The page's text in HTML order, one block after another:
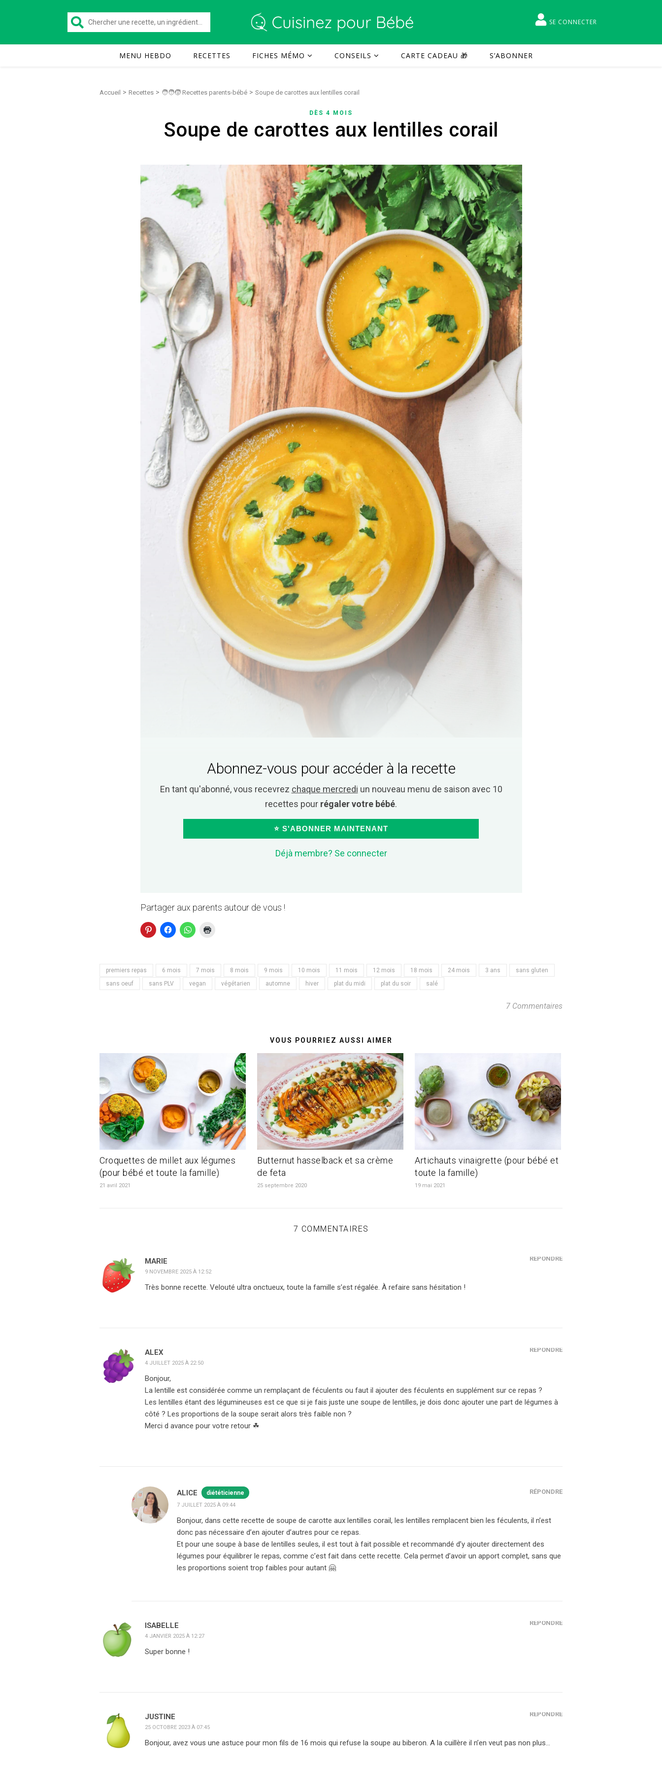
SE CONNECTER
MENU HEBDO RECETTES FICHES MÉMO CONSEILS CARTE CADEAU 🎁 S’ABONNER
Accueil > Recettes > 🧑‍🧑‍🧒 Recettes parents-bébé > Soupe de carottes aux lentilles corail
DÈS 4 MOIS
Soupe de carottes aux lentilles corail
Abonnez-vous pour accéder à la recette
En tant qu'abonné, vous recevrez chaque mercredi un nouveau menu de saison avec 10
recettes pour régaler votre bébé.
⭐ S'ABONNER MAINTENANT
Déjà membre? Se connecter
Partager aux parents autour de vous !
premiers repas 6 mois 7 mois 8 mois 9 mois 10 mois 11 mois 12 mois 18 mois 24 mois 3 ans
sans gluten
sans oeuf
sans PLV vegan végétarien automne hiver plat du midi plat du soir salé
7 Commentaires
VOUS POURRIEZ AUSSI AIMER
Croquettes de millet aux légumes
(pour bébé et toute la famille)
21 avril 2021
Butternut hasselback et sa crème
de feta
25 septembre 2020
Artichauts vinaigrette (pour bébé et
toute la famille)
19 mai 2021
7 COMMENTAIRES
MARIE
9 NOVEMBRE 2025 À 12:52
RÉPONDRE
Très bonne recette. Velouté ultra onctueux, toute la famille s’est régalée. À refaire sans hésitation !
ALEX
4 JUILLET 2025 À 22:50
RÉPONDRE
Bonjour,
La lentille est considérée comme un remplaçant de féculents ou faut il ajouter des féculents en supplément sur ce repas ?
Les lentilles étant des légumineuses est ce que si je fais juste une soupe de lentilles, je dois donc ajouter une part de légumes à
côté ? Les proportions de la soupe serait alors très faible non ?
Merci d avance pour votre retour ☘
ALICE diététicienne
7 JUILLET 2025 À 09:44
RÉPONDRE
Bonjour, dans cette recette de soupe de carotte aux lentilles corail, les lentilles remplacent bien les féculents, il n’est
donc pas nécessaire d’en ajouter d’autres pour ce repas.
Et pour une soupe à base de lentilles seules, il est tout à fait possible et recommandé d’y ajouter directement des
légumes pour équilibrer le repas, comme c’est fait dans cette recette. Cela permet d’avoir un apport complet, sans que
les proportions soient trop faibles pour autant 🤗
ISABELLE
4 JANVIER 2025 À 12:27
RÉPONDRE
Super bonne !
JUSTINE
25 OCTOBRE 2023 À 07:45
RÉPONDRE
Bonjour, avez vous une astuce pour mon fils de 16 mois qui refuse la soupe au biberon. A la cuillère il n’en veut pas non plus…